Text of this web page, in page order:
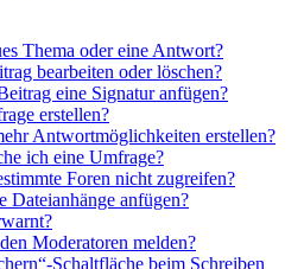
Thema oder eine Antwort?
bearbeiten oder löschen?
eine Signatur anfügen?
erstellen?
Antwortmöglichkeiten erstellen?
ich eine Umfrage?
Foren nicht zugreifen?
Dateianhänge anfügen?
Moderatoren melden?
Schaltfläche beim Schreiben